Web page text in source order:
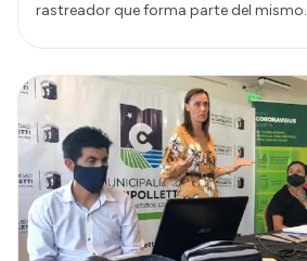
rastreador que forma parte del mismo.